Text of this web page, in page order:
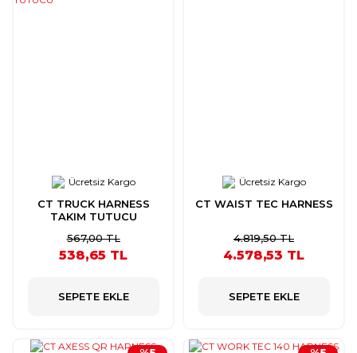
Ücretsiz Kargo
CT TRUCK HARNESS
TAKIM TUTUCU
567,00 TL
538,65 TL
SEPETE EKLE
Ücretsiz Kargo
CT WAIST TEC HARNESS
4.819,50 TL
4.578,53 TL
SEPETE EKLE